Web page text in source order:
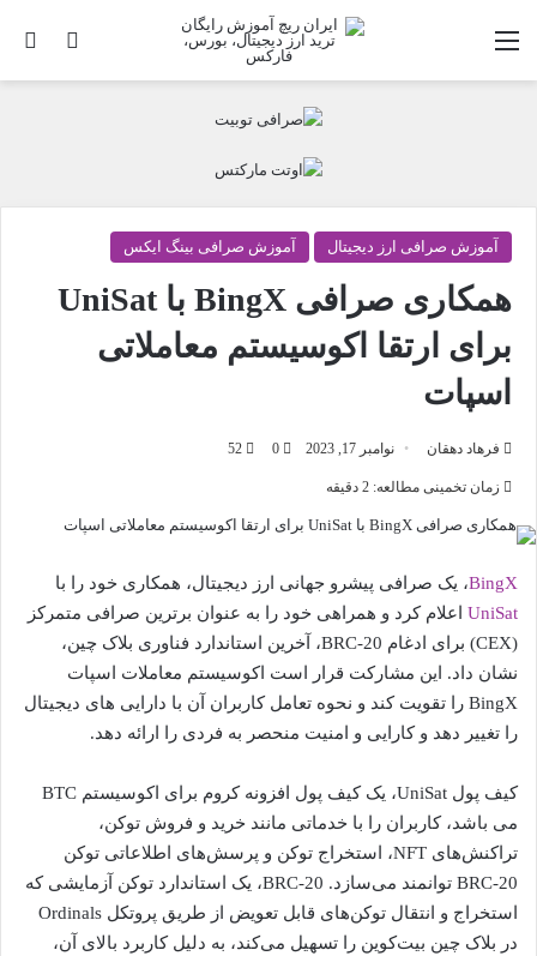
تغییر منو
آموزش صرافی ارز دیجیتال آموزش صرافی بینگ ایکس
همکاری صرافی BingX با UniSat
برای ارتقا اکوسیستم معاملاتی
اسپات
فرهاد دهقان نوامبر 17, 2023 0
52
زمان تخمینی مطالعه: 2 دقیقه
BingX، یک صرافی پیشرو جهانی ارز دیجیتال، همکاری خود را با
UniSat اعلام کرد و همراهی خود را به عنوان برترین صرافی متمرکز
(CEX) برای ادغام BRC-20، آخرین استاندارد فناوری بلاک چین،
نشان داد. این مشارکت قرار است اکوسیستم معاملات اسپات
BingX را تقویت کند و نحوه تعامل کاربران آن با دارایی های دیجیتال
را تغییر دهد و کارایی و امنیت منحصر به فردی را ارائه دهد.
کیف پول UniSat، یک کیف پول افزونه کروم برای اکوسیستم BTC
می باشد، کاربران را با خدماتی مانند خرید و فروش توکن،
تراکنش‌های NFT، استخراج توکن و پرسش‌های اطلاعاتی توکن
BRC-20 توانمند می‌سازد. BRC-20، یک استاندارد توکن آزمایشی که
استخراج و انتقال توکن‌های قابل تعویض از طریق پروتکل Ordinals
در بلاک چین بیت‌کوین را تسهیل می‌کند، به دلیل کاربرد بالای آن،